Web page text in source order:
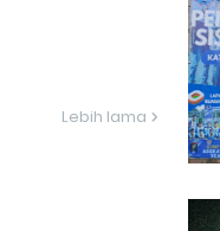
Lebih lama